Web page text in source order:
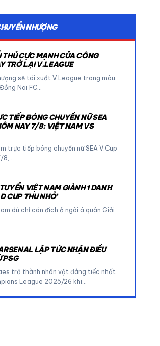
NHƯỢNG
CỰC MẠNH CỦA CÔNG
TRỞ LẠI V.LEAGUE
sẽ tái xuất V.League trong màu
Nai FC…
TIẾP BÓNG CHUYỀN NỮ SEA
NAY 7/8: VIỆT NAM VS
trực tiếp bóng chuyền nữ SEA V.Cup
8,…
VIỆT NAM GIÀNH 1 DANH
CUP THU NHỎ’
dù chỉ cán đích ở ngôi á quân Giải
LẬP TỨC NHẬN ĐIỀU
PSG
trở thành nhân vật đáng tiếc nhất
League 2025/26 khi…